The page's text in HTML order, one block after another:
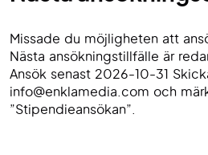
Missade du möjligheten att
Nästa ansökningstillfälle är
Ansök senast 2026-10-31
info@enklamedia.com och
”Stipendieansökan”.